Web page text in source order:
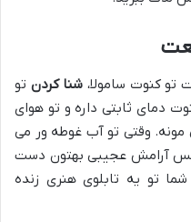
تو کنوت سامولا، شنا کردن تو
ثابتی داره و تو هوای
وقتی تو آب غوطه ور می
حس آرامش عجیبی بهتون دست
تو یه تابلوی هنری زنده